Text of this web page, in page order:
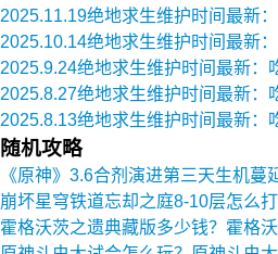
2025.11.19绝地求生维护时间最新
2025.10.14绝地求生维护时间最新
2025.9.24绝地求生维护时间最新：
2025.8.27绝地求生维护时间最新：
2025.8.13绝地求生维护时间最新：
随机攻略
《原神》3.6合剂演进第三天生机
崩坏星穹铁道忘却之庭8-10层怎么
霍格沃茨之遗典藏版多少钱？霍格